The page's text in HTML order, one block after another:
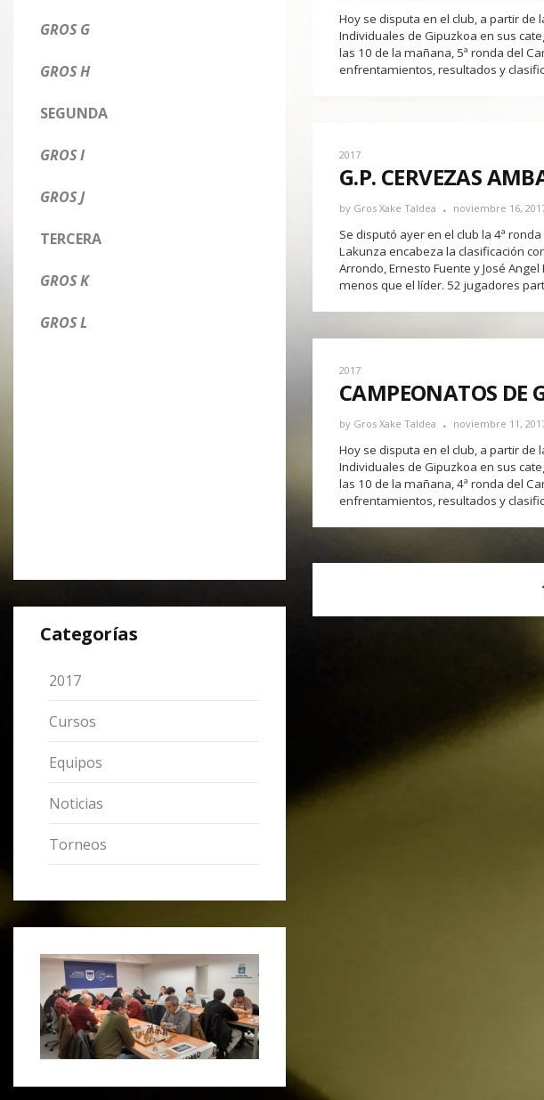
GROS G
GROS H
SEGUNDA
GROS I
GROS J
TERCERA
GROS K
GROS L
Categorías
2017
Cursos
Equipos
Noticias
Torneos
Hoy se disputa en el club, a partir de
Individuales de Gipuzkoa en sus
las 10 de la mañana, 5ª ronda del
enfrentamientos, resultados y
2017
G.P. CERVEZAS
by Gros Xake Taldea noviembre 16,
Se disputó ayer en el club la 4ª
Lakunza encabeza la clasificación
Arrondo, Ernesto Fuente y José
menos que el líder. 52 jugadores
2017
CAMPEONATOS DE
by Gros Xake Taldea noviembre 11,
Hoy se disputa en el club, a partir de
Individuales de Gipuzkoa en sus
las 10 de la mañana, 4ª ronda del
enfrentamientos, resultados y